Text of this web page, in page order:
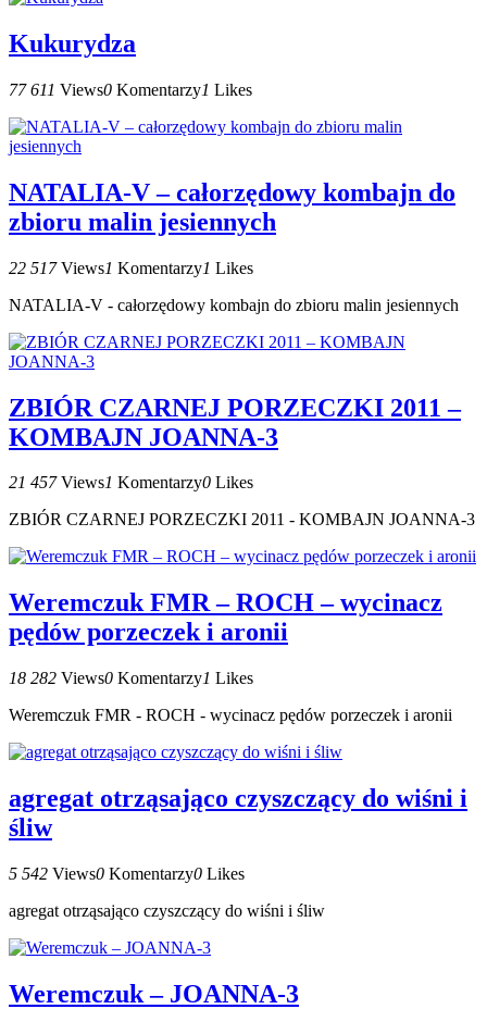
Kukurydza
77 611 Views0 Komentarzy1 Likes
NATALIA-V – całorzędowy kombajn do
zbioru malin jesiennych
22 517 Views1 Komentarzy1 Likes
NATALIA-V - całorzędowy kombajn do zbioru malin jesiennych
ZBIÓR CZARNEJ PORZECZKI 2011 –
KOMBAJN JOANNA-3
21 457 Views1 Komentarzy0 Likes
ZBIÓR CZARNEJ PORZECZKI 2011 - KOMBAJN JOANNA-3
Weremczuk FMR – ROCH – wycinacz
pędów porzeczek i aronii
18 282 Views0 Komentarzy1 Likes
Weremczuk FMR - ROCH - wycinacz pędów porzeczek i aronii
agregat otrząsająco czyszczący do wiśni i
śliw
5 542 Views0 Komentarzy0 Likes
agregat otrząsająco czyszczący do wiśni i śliw
Weremczuk – JOANNA-3